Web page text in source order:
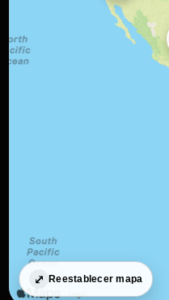
⤢ Reestablecer mapa